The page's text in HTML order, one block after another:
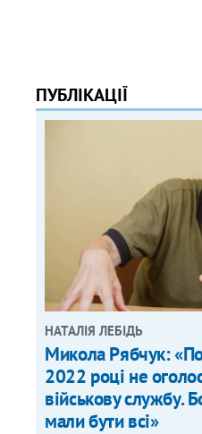
ПУБЛІКАЦІЇ
НАТАЛІЯ ЛЕБІДЬ
Микола Рябчук:
2022 році не
військову службу.
мали бути всі»